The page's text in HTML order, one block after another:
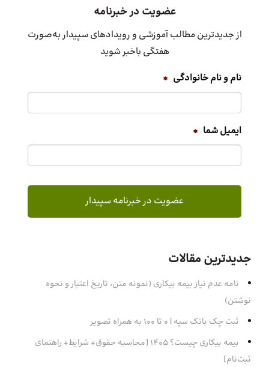
عضویت در خبرنامه
از جدیدترین مطالب آموزشی و رویدادهای سپیدار به‌صورت
هفتگی باخبر شوید
نام و نام خانوادگی *
ایمیل شما *
جدیدترین مقالات
نامه عدم نیاز بیمه بیکاری (نمونه متن، تاریخ اعتبار و نحوه
نوشتن)
ثبت چک بانک سپه | ۰ تا ۱۰۰ به همراه تصویر
بیمه بیکاری چیست؟ 1405 [محاسبه حقوق+ شرایط+ راهنمای
ثبت‌نام]